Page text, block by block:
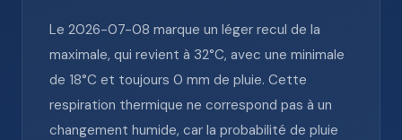
Le 2026-07-08 marque un léger recul de la
maximale, qui revient à 32°C, avec une minimale
de 18°C et toujours 0 mm de pluie. Cette
respiration thermique ne correspond pas à un
changement humide, car la probabilité de pluie